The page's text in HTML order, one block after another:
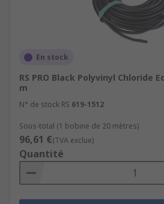
En stock
RS PRO Black Polyvinyl Chloride
m
N° de stock RS 619-1512
Sous-total (1 bobine de 20 mètres)
96,61 €(TVA exclue)
Quantité